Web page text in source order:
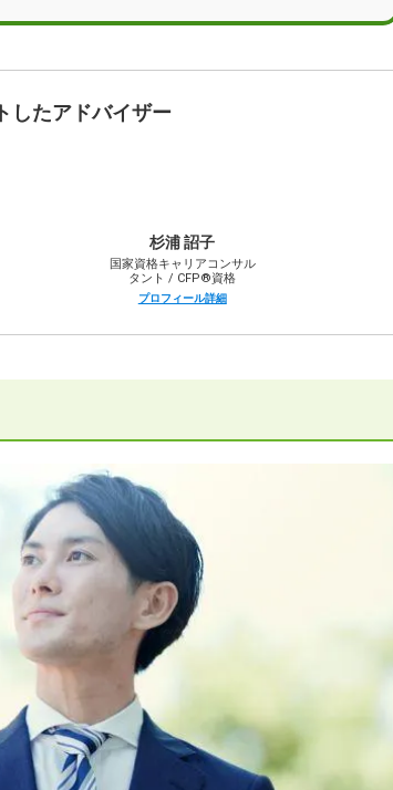
したアドバイザー
杉浦 詔子
国家資格キャリアコンサル
タント / CFP®資格
プロフィール詳細